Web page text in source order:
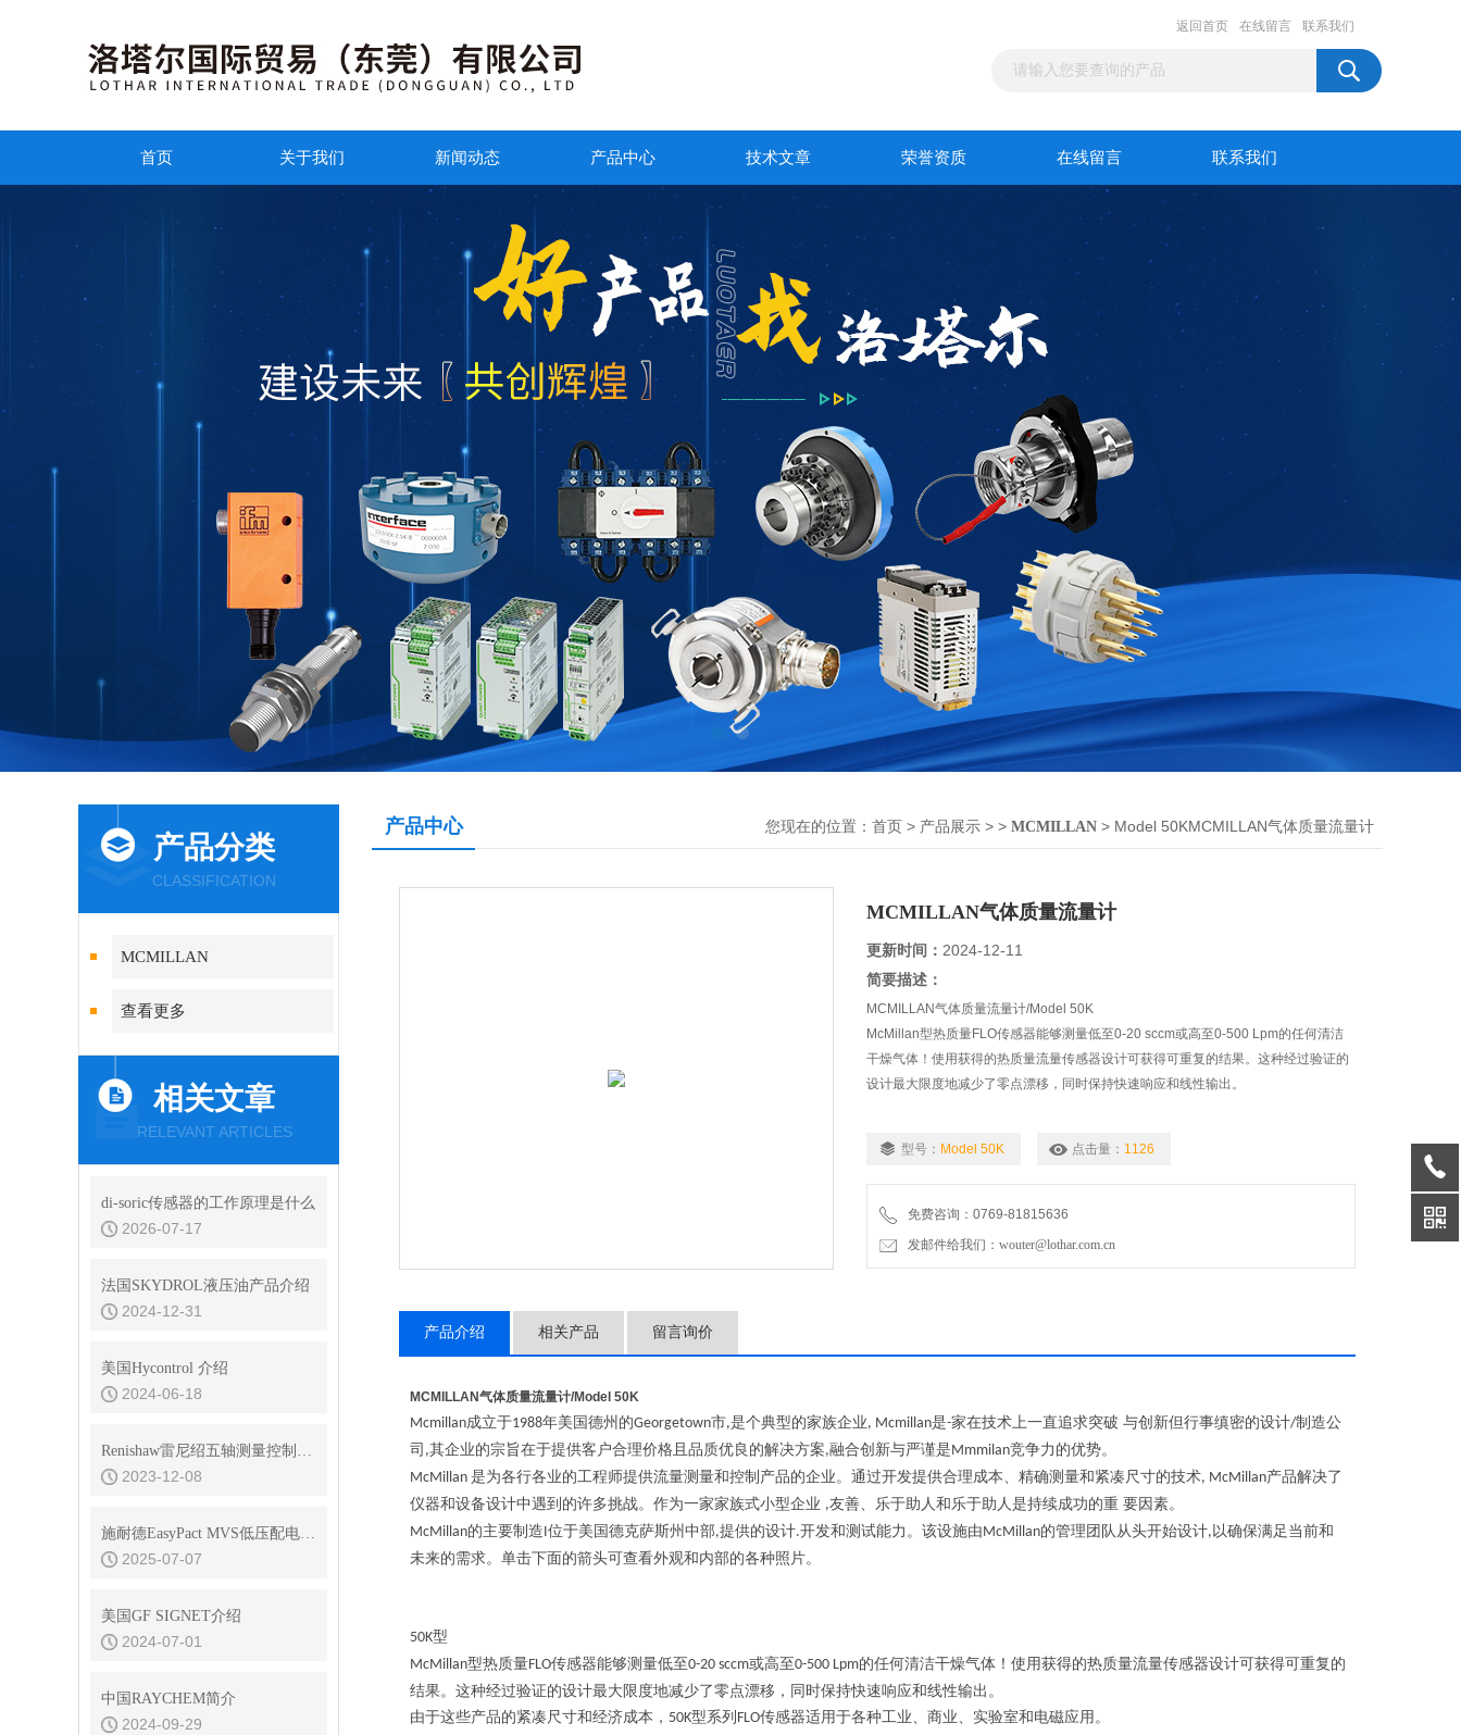
返回首页 在线留言 联系我们
首页 关于我们 新闻动态 产品中心 技术文章 荣誉资质 在线留言 联系我们
产品分类
CLASSIFICATION
MCMILLAN
查看更多
相关文章
RELEVANT ARTICLES
di-soric传感器的工作原理是什么
2026-07-17
法国SKYDROL液压油产品介绍
2024-12-31
美国Hycontrol 介绍
2024-06-18
Renishaw雷尼绍五轴测量控制器技术
2023-12-08
施耐德EasyPact MVS低压配电空气断路器在风电中的应用
2025-07-07
美国GF SIGNET介绍
2024-07-01
中国RAYCHEM简介
2024-09-29
产品中心 您现在的位置： 首页 > 产品展示 > > MCMILLAN > Model 50KMCMILLAN气体质量流量计
MCMILLAN气体质量流量计
更新时间： 2024-12-11
简要描述：
MCMILLAN气体质量流量计/Model 50K
McMillan型热质量FLO传感器能够测量低至0-20 sccm或高至0-500 Lpm的任何清洁
干燥气体！使用获得的热质量流量传感器设计可获得可重复的结果。这种经过验证的
设计最大限度地减少了零点漂移，同时保持快速响应和线性输出。
型号： Model 50K 点击量： 1126
免费咨询：0769-81815636
发邮件给我们：wouter@lothar.com.cn
产品介绍 相关产品 留言询价
MCMILLAN气体质量流量计/Model 50K
Mcmillan成立于1988年美国德州的Georgetown市,是个典型的家族企业, Mcmillan是-家在技术上一直追求突破 与创新但行事缜密的设计/制造公
司 ,其企业的宗旨在于提供客户合理价格且品质优良的解决方案,融合创新与严谨是Mmmilan竞争力的优势。
McMillan 是为各行各业的工程师提供流量测量和控制产品的企业。通过开发提供合理成本、精确测量和紧凑尺寸的技术, McMillan产品解决了
仪器和设备设计中遇到的许多挑战。作为一家家族式小型企业 ,友善、乐于助人和乐于助人是持续成功的重 要因素。
McMillan的主要制造I位于美国德克萨斯州中部,提供的设计.开发和测试能力。该设施由McMillan的管理团队从头开始设计, 以确保满足当前和
未来的需求。单击下面的箭头可查看外观和内部的各种照片。
50K型
McMillan型热质量FLO传感器能够测量低至0-20 sccm或高至0-500 Lpm的任何清洁干燥气体！使用获得的热质量流量传感器设计可获得可重复的
结果。这种经过验证的设计最大限度地减少了零点漂移，同时保持快速响应和线性输出。
由于这些产品的紧凑尺寸和经济成本， 50K型系列 FLO传感器适用于各种工业、商业、实验室和电磁应用。